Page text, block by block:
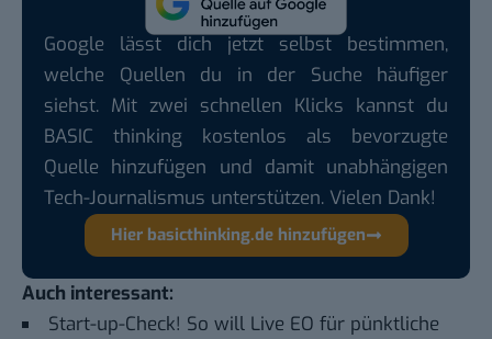
Google lässt dich jetzt selbst bestimmen,
welche Quellen du in der Suche häufiger
siehst. Mit zwei schnellen Klicks kannst du
BASIC thinking kostenlos als bevorzugte
Quelle hinzufügen und damit unabhängigen
Tech-Journalismus unterstützen. Vielen Dank!
Hier basicthinking.de hinzufügen
Auch interessant:
Start-up-Check! So will Live EO für pünktliche